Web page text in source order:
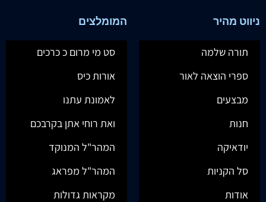
ניווט מהיר
תורה שלמה
ספרי הוצאה לאור
מבצעים
חנות
יודאיקה
סל הקניות
אודות
המומלצים
סט מי מרום כ כרכים
אורות כיס
לאמונת עתנו
ואת רוחי אתן בקרבכם
המהר"ל המנוקד
המהר"ל מפראג
מקראות גדולות